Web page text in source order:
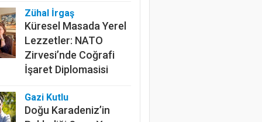
Zühal İrgaş
Küresel Masada Yerel
Lezzetler: NATO
Zirvesi’nde Coğrafi
İşaret Diplomasisi
Gazi Kutlu
Doğu Karadeniz’in